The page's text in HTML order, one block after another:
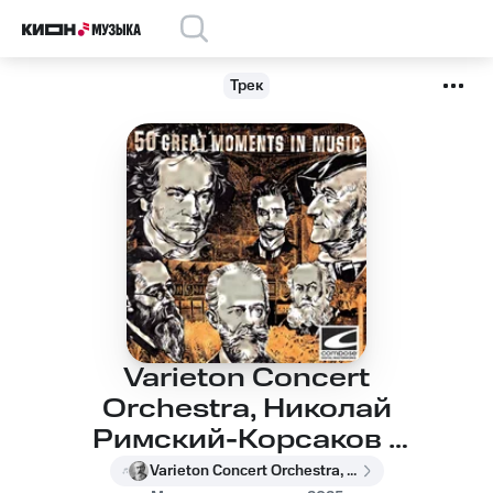
Трек
Varieton Concert
Orchestra, Николай
Римский-Корсаков -
Song of India Varieton Concert Orchestra, Николай Римский-Корсаков